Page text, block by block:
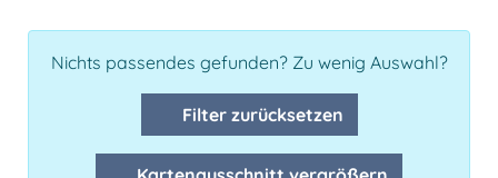
Nichts passendes gefunden? Zu wenig Auswahl?
Filter zurücksetzen